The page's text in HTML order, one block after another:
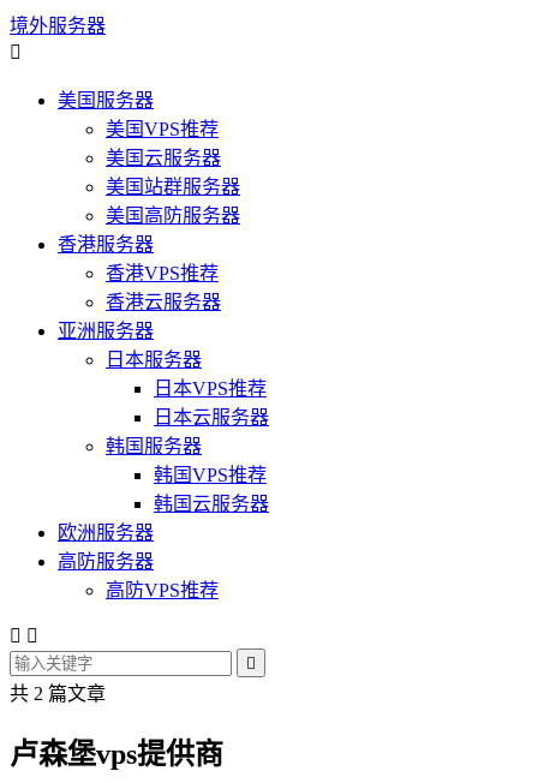
境外服务器

美国服务器
美国VPS推荐
美国云服务器
美国站群服务器
美国高防服务器
香港服务器
香港VPS推荐
香港云服务器
亚洲服务器
日本服务器
日本VPS推荐
日本云服务器
韩国服务器
韩国VPS推荐
韩国云服务器
欧洲服务器
高防服务器
高防VPS推荐
 

共 2 篇文章
卢森堡vps提供商